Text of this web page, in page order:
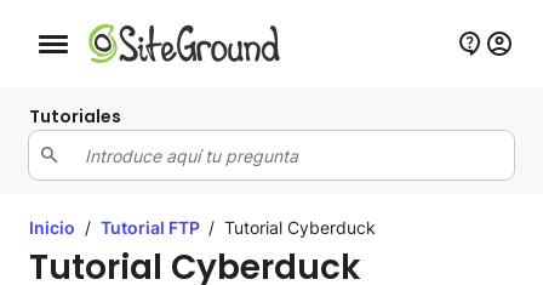
Botón de navegación móvil
Tutoriales
Inicio / Tutorial FTP / Tutorial Cyberduck
Tutorial Cyberduck